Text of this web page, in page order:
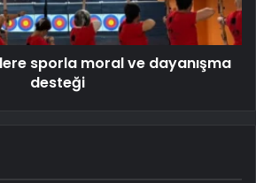
sporla moral ve dayanışma
desteği